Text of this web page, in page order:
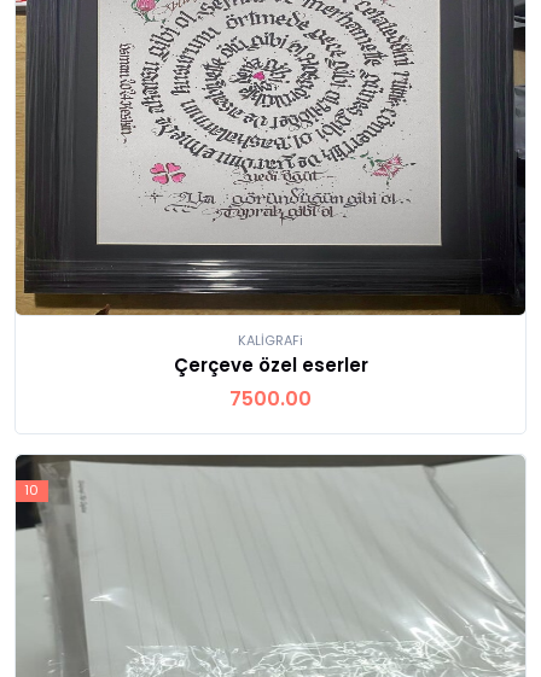
Ürünü İncele
KALİGRAFi
Çerçeve özel eserler
7500.00
10